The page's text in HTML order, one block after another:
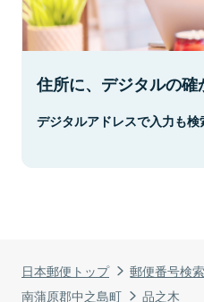
日本郵便トップ 郵便番号検索
南蒲原郡中之島町
品之木
住所に、デジタルの確
デジタルアドレスで入力も検